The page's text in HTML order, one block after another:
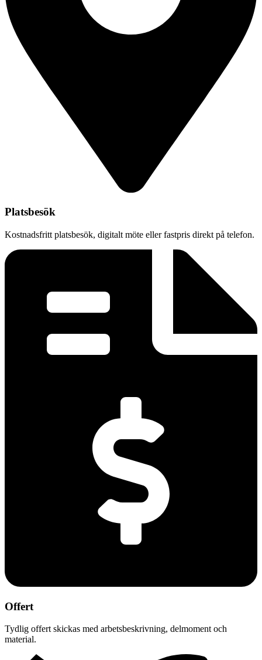
Platsbesök
Kostnadsfritt platsbesök, digitalt möte eller fastpris direkt på telefon.
Offert
Tydlig offert skickas med arbetsbeskrivning, delmoment och
material.